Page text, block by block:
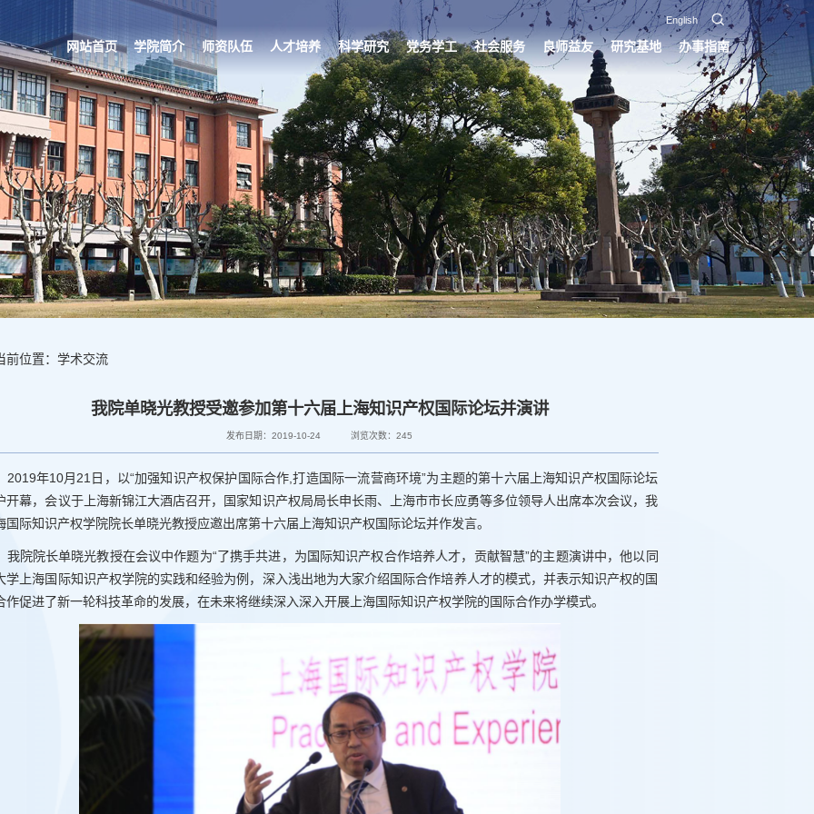
English
网站首页 学院简介 师资队伍 人才培养 科学研究 党务学工 社会服务 良师益友 研究基地 办事指南
前位置：学术交流
我院单晓光教授受邀参加第十六届上海知识产权国际论坛并演讲
发布日期：2019-10-24 浏览次数：245
2019年10月21日，以“加强知识产权保护国际合作,打造国际一流营商环境”为主题的第十六届上海知识产权国际论坛
开幕，会议于上海新锦江大酒店召开，国家知识产权局局长申长雨、上海市市长应勇等多位领导人出席本次会议，我
国际知识产权学院院长单晓光教授应邀出席第十六届上海知识产权国际论坛并作发言。
我院院长单晓光教授在会议中作题为“了携手共进，为国际知识产权合作培养人才，贡献智慧”的主题演讲中，他以同
学上海国际知识产权学院的实践和经验为例，深入浅出地为大家介绍国际合作培养人才的模式，并表示知识产权的国
作促进了新一轮科技革命的发展，在未来将继续深入深入开展上海国际知识产权学院的国际合作办学模式。